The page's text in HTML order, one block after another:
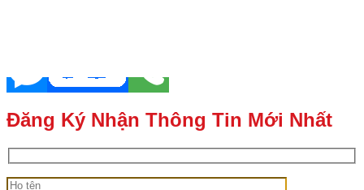
Đăng Ký Nhận Thông Tin Mới Nhất